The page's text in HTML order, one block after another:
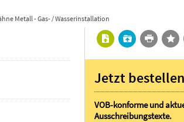
Metall - Gas- / Wasserinstallation
Jetzt bestellen
VOB-konforme und
Ausschreibungstexte.